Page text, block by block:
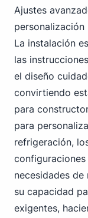
Ajustes
personalización
La instalación
las
el diseño
convirtiendo
para
para
refrigeración,
necesidades de
su capacidad
exigentes,